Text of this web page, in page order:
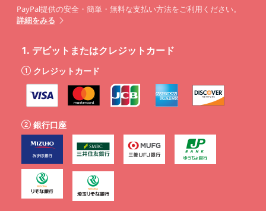
PayPal提供の安全・簡単・無料な支払い方法をご利用ください。
詳細をみる
1. デビットまたはクレジットカード
クレジットカード
銀行口座